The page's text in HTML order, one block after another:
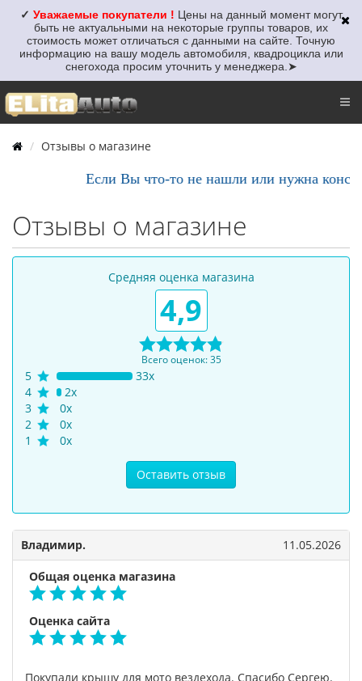
✓ Уважаемые покупатели ! Цены на данный момент могут
быть не актуальными на некоторые группы товаров, их
стоимость может отличаться с данными на сайте. Точную
информацию на вашу модель автомобиля, квадроцикла или
снегохода просим уточнить у менеджера. ➤
Отзывы о магазине
Если Вы что-то не нашли или нужна
Отзывы о магазине
Средняя оценка магазина
4,9
Всего оценок: 35
5
33x
4
2x
3
0x
2
0x
1
0x
Оставить отзыв
Владимир. 11.05.2026
Общая оценка магазина
Оценка сайта
Покупали крышу для мото вездехода. Спасибо Сергею.